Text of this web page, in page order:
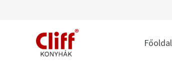
Főoldal